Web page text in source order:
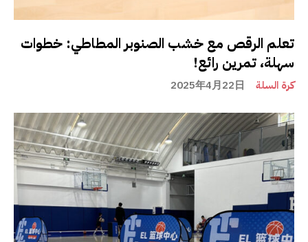
تعلم الرقص مع خشب الصنوبر المطاطي: خطوات
سهلة، تمرين رائع!
كرة السلة 2025年4月22日